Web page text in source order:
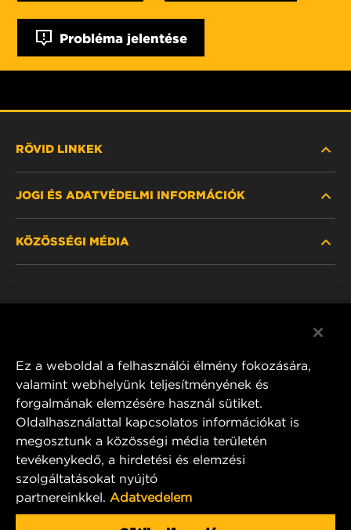
Probléma jelentése
RÖVID LINKEK
HOL KAPHATÓ
JOGI ÉS ADATVÉDELMI INFORMÁCIÓK
KÖZÖSSÉGI MÉDIA
MANN+HUMMEL FT Poland
ul. Wrocławska 145,
63-800 GOSTYŃ, POLAND
Tel. +48 65 572 89 00
E-mail:info@mann-hummel.com
Ez a weboldal a felhasználói élmény fokozására,
valamint webhelyünk teljesítményének és
forgalmának elemzésére használ sütiket.
Oldalhasználattal kapcsolatos információkat is
megosztunk a közösségi média területén
tevékenykedő, a hirdetési és elemzési
szolgáltatásokat nyújtó
partnereinkkel. Adatvedelem